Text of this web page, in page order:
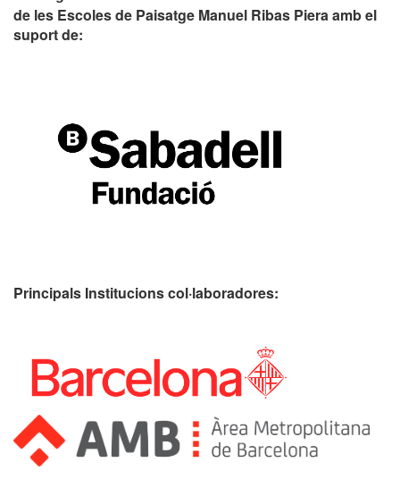
de les Escoles de Paisatge Manuel Ribas Piera amb el
suport de:
Principals Institucionscol·laboradores: